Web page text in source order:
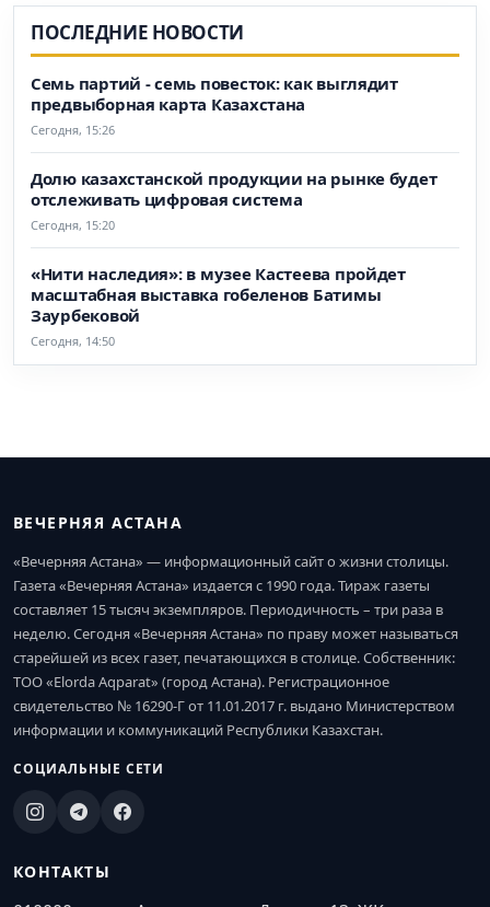
ПОСЛЕДНИЕ НОВОСТИ
Семь партий - семь повесток: как выглядит
предвыборная карта Казахстана
Сегодня, 15:26
Долю казахстанской продукции на рынке будет
отслеживать цифровая система
Сегодня, 15:20
«Нити наследия»: в музее Кастеева пройдет
масштабная выставка гобеленов Батимы
Заурбековой
Сегодня, 14:50
ВЕЧЕРНЯЯ АСТАНА
«Вечерняя Астана» — информационный сайт о жизни столицы.
Газета «Вечерняя Астана» издается с 1990 года. Тираж газеты
составляет 15 тысяч экземпляров. Периодичность – три раза в
неделю. Сегодня «Вечерняя Астана» по праву может называться
старейшей из всех газет, печатающихся в столице. Собственник:
ТОО «Elorda Aqparat» (город Астана). Регистрационное
свидетельство № 16290-Г от 11.01.2017 г. выдано Министерством
информации и коммуникаций Республики Казахстан.
СОЦИАЛЬНЫЕ СЕТИ
КОНТАКТЫ